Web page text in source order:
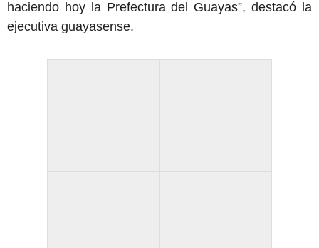
haciendo hoy la Prefectura del Guayas”, destacó la
ejecutiva guayasense.